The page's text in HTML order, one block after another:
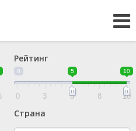
Рейтинг
0 5 10
0 3 5 8 10
Страна